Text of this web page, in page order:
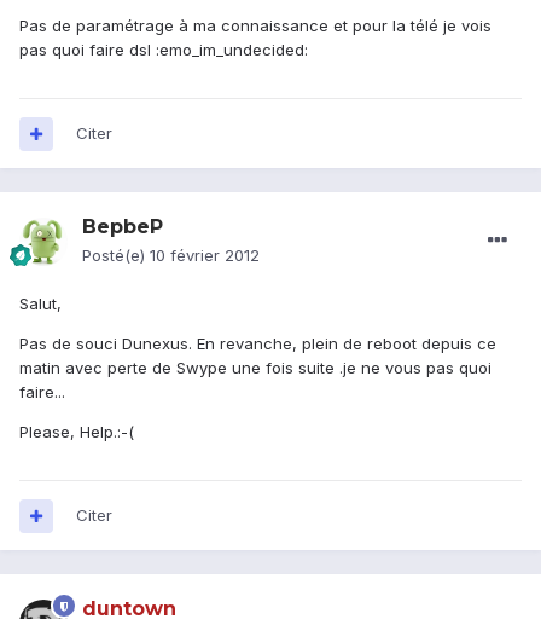
Pas de paramétrage à ma connaissance et pour la télé je vois
pas quoi faire dsl :emo_im_undecided:
Citer
BepbeP
Posté(e) 10 février 2012
Salut,
Pas de souci Dunexus. En revanche, plein de reboot depuis ce
matin avec perte de Swype une fois suite .je ne vous pas quoi
faire...
Please, Help.:-(
Citer
duntown